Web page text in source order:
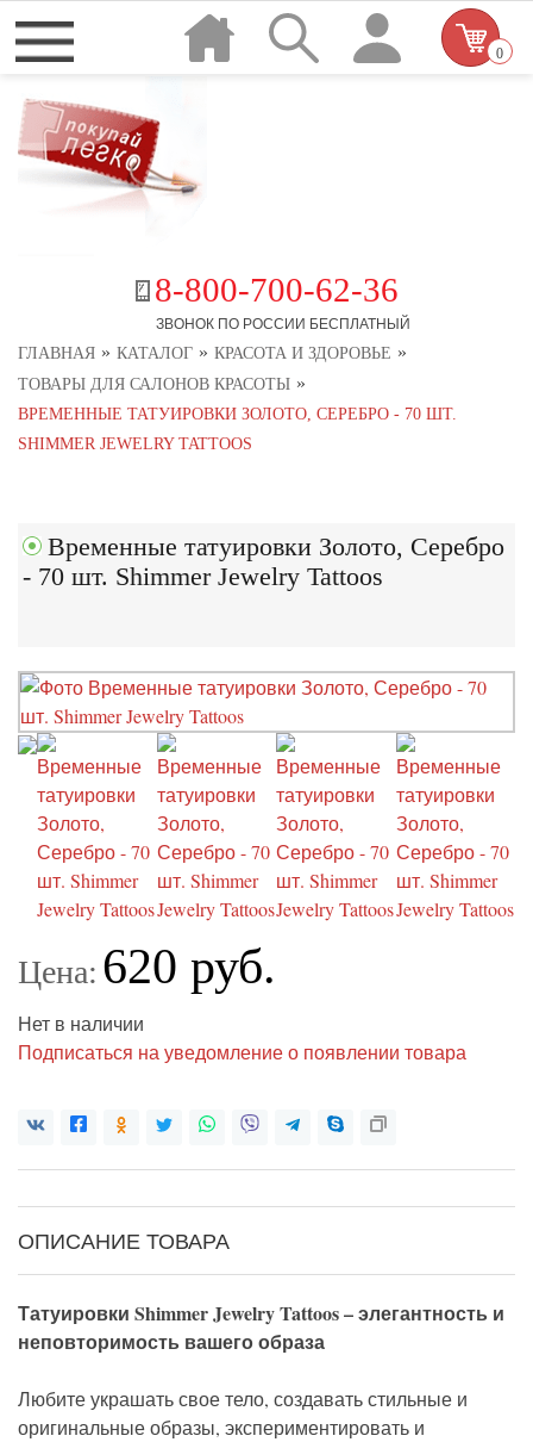
8-800-700-62-36
ЗВОНОК ПО РОССИИ БЕСПЛАТНЫЙ
0
ГЛАВНАЯ » КАТАЛОГ » КРАСОТА И ЗДОРОВЬЕ »
ТОВАРЫ ДЛЯ САЛОНОВ КРАСОТЫ »
ВРЕМЕННЫЕ ТАТУИРОВКИ ЗОЛОТО, СЕРЕБРО - 70 ШТ.
SHIMMER JEWELRY TATTOOS
Временные татуировки Золото, Серебро
- 70 шт. Shimmer Jewelry Tattoos
Цена: 620 руб.
Нет в наличии
Подписаться на уведомление о появлении товара
ОПИСАНИЕ ТОВАРА
Татуировки Shimmer Jewelry Tattoos – элегантность и
неповторимость вашего образа
Любите украшать свое тело, создавать стильные и
оригинальные образы, экспериментировать и